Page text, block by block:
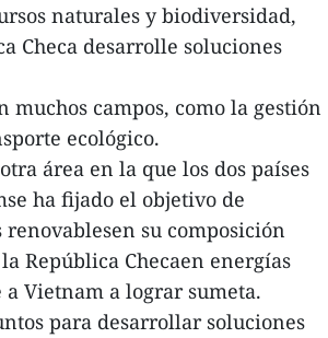
naturales y biodiversidad,
Checa desarrolle soluciones
muchos campos, como la gestión
ecológico.
área en la que los dos países
ha fijado el objetivo de
su composición
República Checaen energías
Vietnam a lograr sumeta.
para desarrollar soluciones